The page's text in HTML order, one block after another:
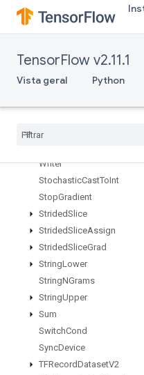
TensorFlow v2.11.1
Vista geral Python
2
Stats
Writer
StochasticCastToInt
StopGradient
StridedSlice
StridedSliceAssign
StridedSliceGrad
StringLower
StringNGrams
StringUpper
Sum
SwitchCond
SyncDevice
TFRecordDatasetV2